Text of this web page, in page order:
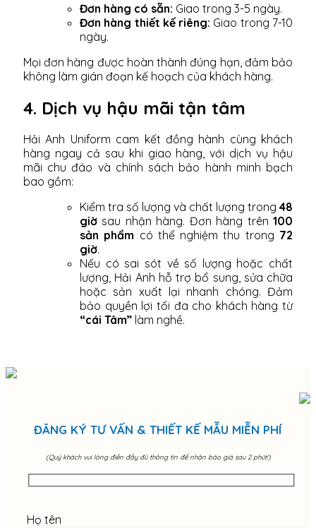
Đơn hàng có sẵn: Giao trong 3-5 ngày.
Đơn hàng thiết kế riêng: Giao trong 7-10
ngày.
Mọi đơn hàng được hoàn thành đúng hạn, đảm bảo
không làm gián đoạn kế hoạch của khách hàng.
4. Dịch vụ hậu mãi tận tâm
Hải Anh Uniform cam kết đồng hành cùng khách
hàng ngay cả sau khi giao hàng, với dịch vụ hậu
mãi chu đáo và chính sách bảo hành minh bạch
bao gồm:
Kiểm tra số lượng và chất lượng trong 48
giờ sau nhận hàng. Đơn hàng trên 100
sản phẩm có thể nghiệm thu trong 72
giờ.
Nếu có sai sót về số lượng hoặc chất
lượng, Hải Anh hỗ trợ bổ sung, sửa chữa
hoặc sản xuất lại nhanh chóng. Đảm
bảo quyền lợi tối đa cho khách hàng từ
“cái Tâm” làm nghề.
ĐĂNG KÝ TƯ VẤN & THIẾT KẾ MẪU MIỄN PHÍ
(Quý khách vui lòng điền đầy đủ thông tin để nhận báo giá sau 2 phút!)
Họ tên